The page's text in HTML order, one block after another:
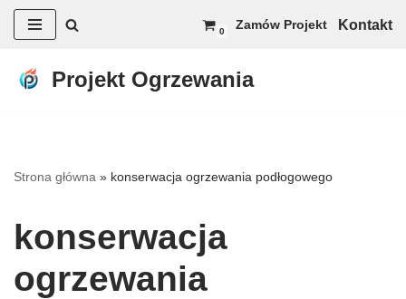
do
0 Zamów Projekt Kontakt
Projekt Ogrzewania
Strona główna » konserwacja ogrzewania podłogowego
konserwacja
ogrzewania